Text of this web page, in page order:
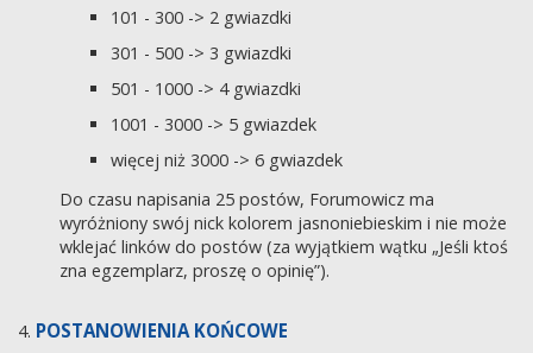
101 - 300 -> 2 gwiazdki
301 - 500 -> 3 gwiazdki
501 - 1000 -> 4 gwiazdki
1001 - 3000 -> 5 gwiazdek
więcej niż 3000 -> 6 gwiazdek
Do czasu napisania 25 postów, Forumowicz ma
wyróżniony swój nick kolorem jasnoniebieskim i nie może
wklejać linków do postów (za wyjątkiem wątku „Jeśli ktoś
zna egzemplarz, proszę o opinię”).
POSTANOWIENIA KOŃCOWE